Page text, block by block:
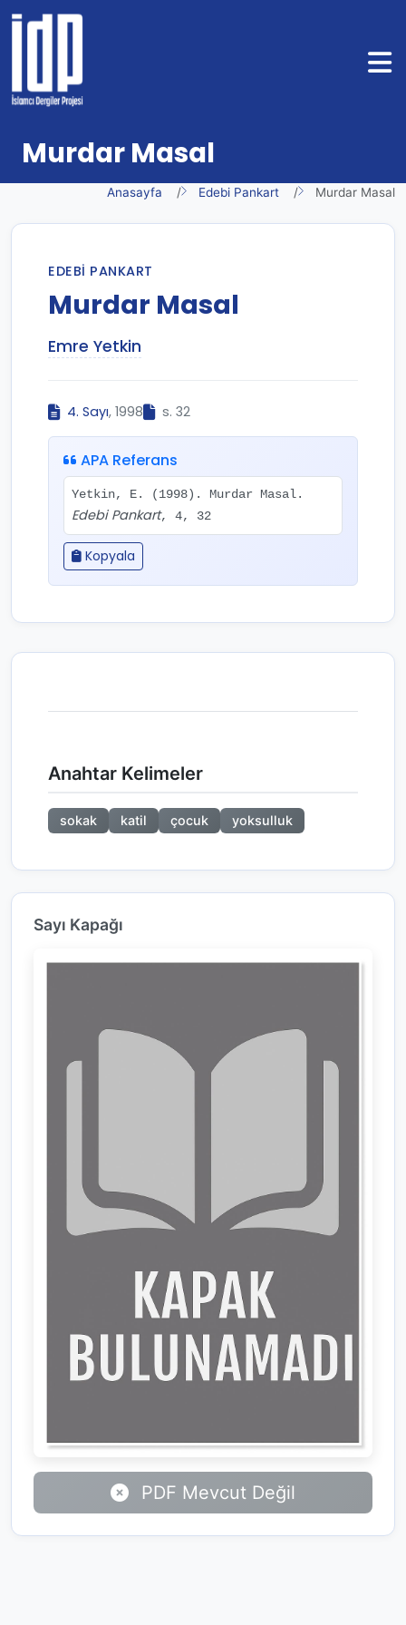
Murdar Masal
Anasayfa Edebi Pankart Murdar Masal
EDEBI PANKART
Murdar Masal
Emre Yetkin
4. Sayı, 1998 s. 32
APA Referans
Yetkin, E. (1998). Murdar Masal.
Edebi Pankart, 4, 32
Kopyala
Anahtar Kelimeler
sokak katil çocuk yoksulluk
Sayı Kapağı
PDF Mevcut Değil